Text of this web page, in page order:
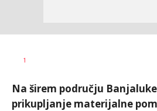
AUTOR
1
Na širem području
prikupljanje materijalne